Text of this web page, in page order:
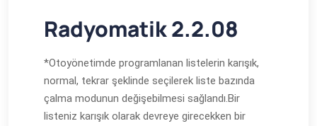
Radyomatik 2.2.08
*Otoyönetimde programlanan listelerin karışık,
normal, tekrar şeklinde seçilerek liste bazında
çalma modunun değişebilmesi sağlandı.Bir
listeniz karışık olarak devreye girecekken bir